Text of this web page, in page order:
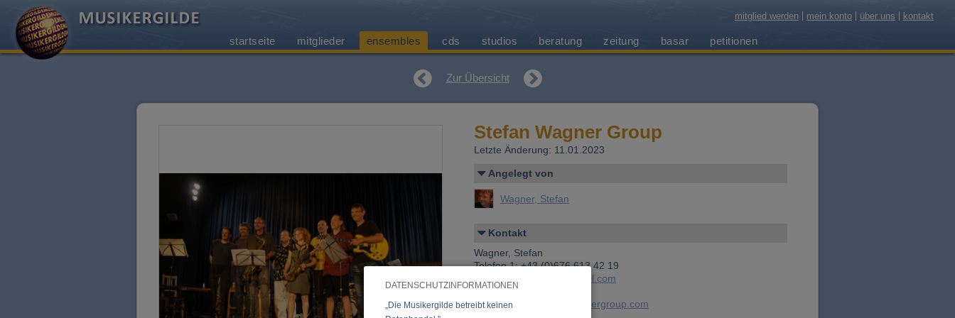
DATENSCHUTZINFORMATIONEN
„Die Musikergilde betreibt keinen
mitglied werden mein konto über uns kontakt
startseite mitglieder ensembles cds studios beratung zeitung basar petitionen
Zur Übersicht
Stefan Wagner Group
Letzte Änderung: 11.01.2023
Angelegt von
Wagner, Stefan
Kontakt
Wagner, Stefan
Telefon 1: +43 (0)676 613 42 19
music.rcbm@gmail.com
Website: www.stefanwagnergroup.com